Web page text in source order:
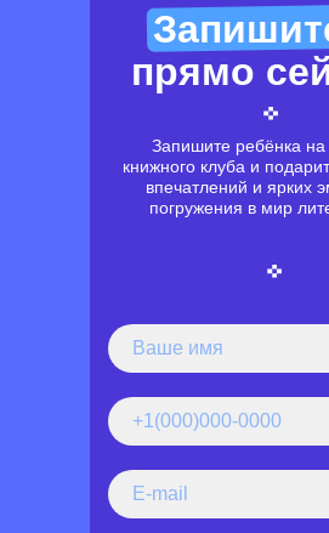
Запишите ребёнка на
книжного клуба и
впечатлений и ярких
погружения в мир
прямо